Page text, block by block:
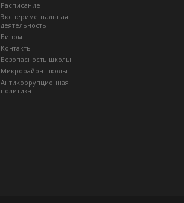
Расписание
Экспериментальная
деятельность
Бином
Контакты
Безопасность школы
Микрорайон школы
Антикоррупционная
политика